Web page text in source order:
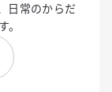
日常のからだ
。